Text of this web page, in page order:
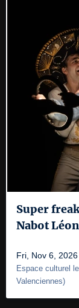
Super
Nabot
Fri, Nov 6,
Espace culturel
Valenciennes)